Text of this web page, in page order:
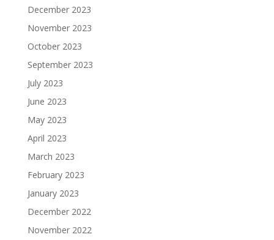
December 2023
November 2023
October 2023
September 2023
July 2023
June 2023
May 2023
April 2023
March 2023
February 2023
January 2023
December 2022
November 2022